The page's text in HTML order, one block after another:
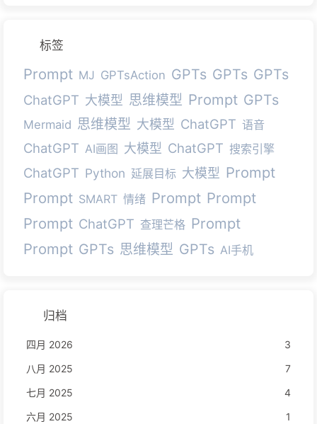
标签
Prompt MJ GPTsAction GPTs GPTs GPTs
ChatGPT 大模型 思维模型 Prompt GPTs
Mermaid 思维模型 大模型 ChatGPT 语音
ChatGPT AI画图 大模型 ChatGPT 搜索引擎
ChatGPT Python 延展目标 大模型 Prompt
Prompt SMART 情绪 Prompt Prompt
Prompt ChatGPT 查理芒格 Prompt
Prompt GPTs 思维模型 GPTs AI手机
归档
四月 2026
3
八月 2025
7
七月 2025
4
六月 2025
1